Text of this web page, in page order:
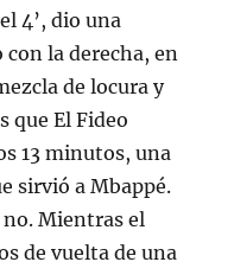
4’, dio una
la derecha, en
de locura y
que El Fideo
13 minutos, una
sirvió a Mbappé.
Mientras el
de vuelta de una